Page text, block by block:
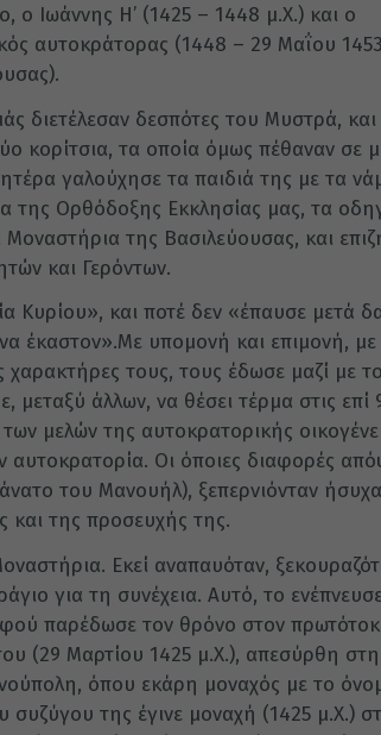
ο Ιωάννης Η’ (1425 – 1448 μ.Χ.) και ο
αυτοκράτορας (1448 – 29 Μαΐου
διετέλεσαν δεσπότες του Μυστρά, και
κορίτσια, τα οποία όμως πέθαναν σε
γαλούχησε τα παιδιά της με τα
της Ορθόδοξης Εκκλησίας μας, τα
της Βασιλεύουσας, και
και Γερόντων.
Κυρίου», και ποτέ δεν «έπαυσε μετά
έκαστον».Με υπομονή και επιμονή, με
τους, τους έδωσε μαζί με το
μεταξύ άλλων, να θέσει τέρμα στις επί
μελών της αυτοκρατορικής
αυτοκρατορία. Οι όποιες διαφορές
του Μανουήλ), ξεπερνιόνταν
και της προσευχής της.
Εκεί αναπαυόταν,
για τη συνέχεια. Αυτό, το
παρέδωσε τον θρόνο στον
(29 Μαρτίου 1425 μ.Χ.), απεσύρθη
όπου εκάρη μοναχός με το
συζύγου της έγινε μοναχή (1425 μ.Χ.)